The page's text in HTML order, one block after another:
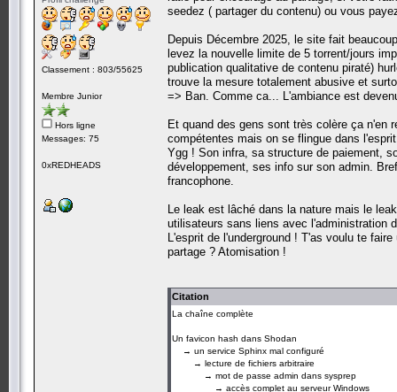
Classement : 803/55625
Membre Junior
Hors ligne
Messages: 75
0xREDHEADS
seedez ( partager du contenu) ou vous
Depuis Décembre 2025, le site fait
levez la nouvelle limite de 5 torrent/jours
publication qualitative de contenu piraté)
trouve la mesure totalement abusive et
=> Ban. Comme ca... L'ambiance est
Et quand des gens sont très colère ça n'en
compétentes mais on se flingue dans
Ygg ! Son infra, sa structure de paiement,
développement, ses info sur son admin.
francophone.
Le leak est lâché dans la nature mais le
utilisateurs sans liens avec l'administration
L'esprit de l'underground ! T'as voulu te
partage ? Atomisation !
Citation
La chaîne complète
Un favicon hash dans Shodan
→ un service Sphinx mal configuré
→ lecture de fichiers arbitraire
→ mot de passe admin dans sysprep
→ accès complet au serveur Windows